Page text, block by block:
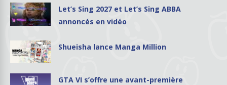
Let’s Sing 2027 et Let’s Sing ABBA
annoncés en vidéo
Shueisha lance Manga Million
GTA VI s’offre une avant-première